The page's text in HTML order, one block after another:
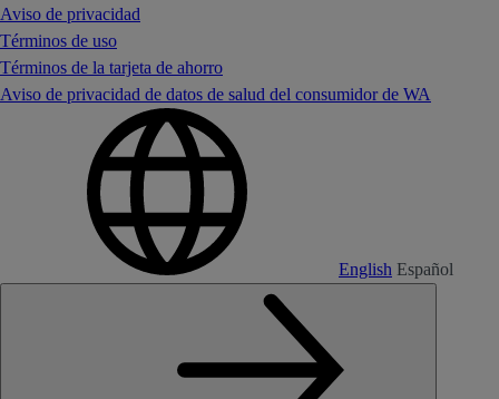
Aviso de privacidad
Términos de uso
Términos de la tarjeta de ahorro
Aviso de privacidad de datos de salud del consumidor de WA
English Español